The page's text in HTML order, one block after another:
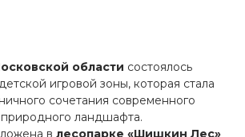
области состоялось
игровой зоны, которая стала
сочетания современного
ландшафта.
в лесопарке «Шишкин Лес»